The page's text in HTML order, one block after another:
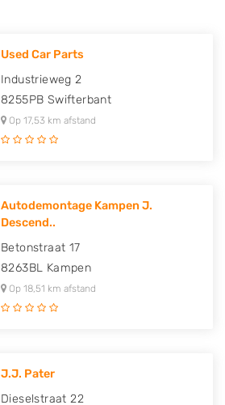
Used Car Parts
Industrieweg 2
8255PB Swifterbant
Op 17,53 km afstand
Autodemontage Kampen J.
Descend..
Betonstraat 17
8263BL Kampen
Op 18,51 km afstand
J.J. Pater
Dieselstraat 22